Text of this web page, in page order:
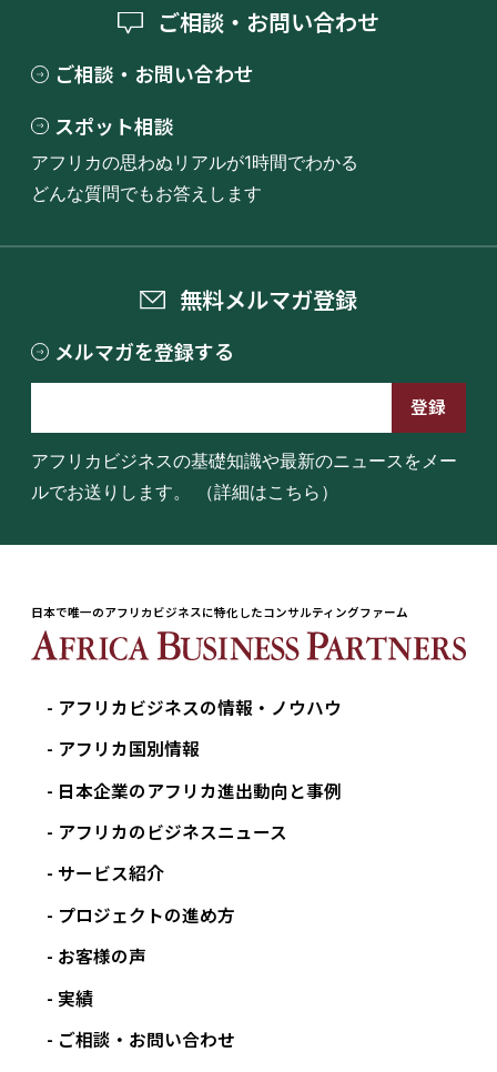
ご相談・お問い合わせ
ご相談・お問い合わせ
スポット相談
アフリカの思わぬリアルが1時間でわかる
どんな質問でもお答えします
無料メルマガ登録
メルマガを登録する
アフリカビジネスの基礎知識や最新のニュースをメー
ルでお送りします。
（詳細はこちら）
日本で唯一のアフリカビジネスに特化したコンサルティングファーム
アフリカビジネスの情報・ノウハウ
アフリカ国別情報
日本企業のアフリカ進出動向と事例
アフリカのビジネスニュース
サービス紹介
プロジェクトの進め方
お客様の声
実績
ご相談・お問い合わせ